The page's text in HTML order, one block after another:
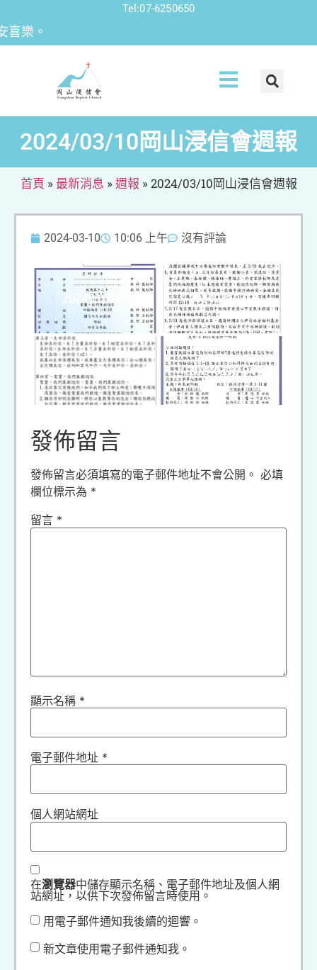
Tel:07-6250650
。
2024/03/10岡山浸信會週報
首頁 » 最新消息 »週報 »2024/03/10岡山浸信會週報
2024-03-10 10:06 上午 沒有評論
20240310 01 20240310 02
20240310 03 20240310 04
發佈留言
發佈留言必須填寫的電子郵件地址不會公開。 必填
欄位標示為 *
留言 *
顯示名稱 *
電子郵件地址 *
個人網站網址
在瀏覽器中儲存顯示名稱、電子郵件地址及個人網
站網址，以供下次發佈留言時使用。
用電子郵件通知我後續的迴響。
新文章使用電子郵件通知我。